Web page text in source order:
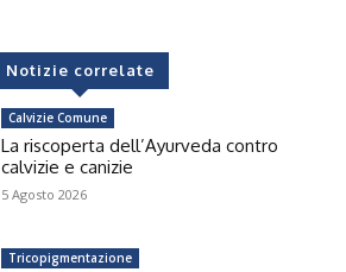
Notizie correlate
Calvizie Comune
La riscoperta dell’Ayurveda contro
calvizie e canizie
5 Agosto 2026
Tricopigmentazione